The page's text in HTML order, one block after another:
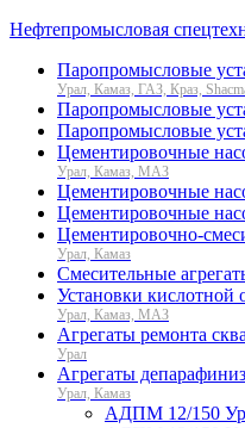
Нефтепромысловая
Паропромысловые
Урал, Камаз, ГАЗ, Краз,
Паропромысловые
Паропромысловые
Цементировочные
Урал, Камаз, МАЗ
Цементировочные
Цементировочные
Цементировочно-
Урал, Камаз
Смесительные
Установки
Урал, Камаз, МАЗ
Агрегаты ремонта
Урал
Агрегаты
Урал, Камаз
АДПМ 12/150